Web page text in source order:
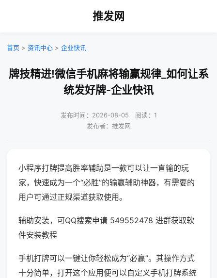
推发网
首页 > 资讯中心 > 企业快讯
牌技精进!微信手机麻将输赢规律_如何让系
统发好牌-企业快讯
发布时间：2026-08-05｜阅读：1
发布者：推发网
小程序打牌提高胜率辅助是一款可以让一直输的玩
家，快速成为一个“必胜”的输赢辅助神器，有需要的
用户可通过正规渠道获取使用。
辅助安装，可QQ搜索申请 549552478 进群获取软
件安装教程
手机打牌可以一键让你轻松成为“必赢”。其操作方式
十分简单，打开这个应用便可以自定义手机打牌系统